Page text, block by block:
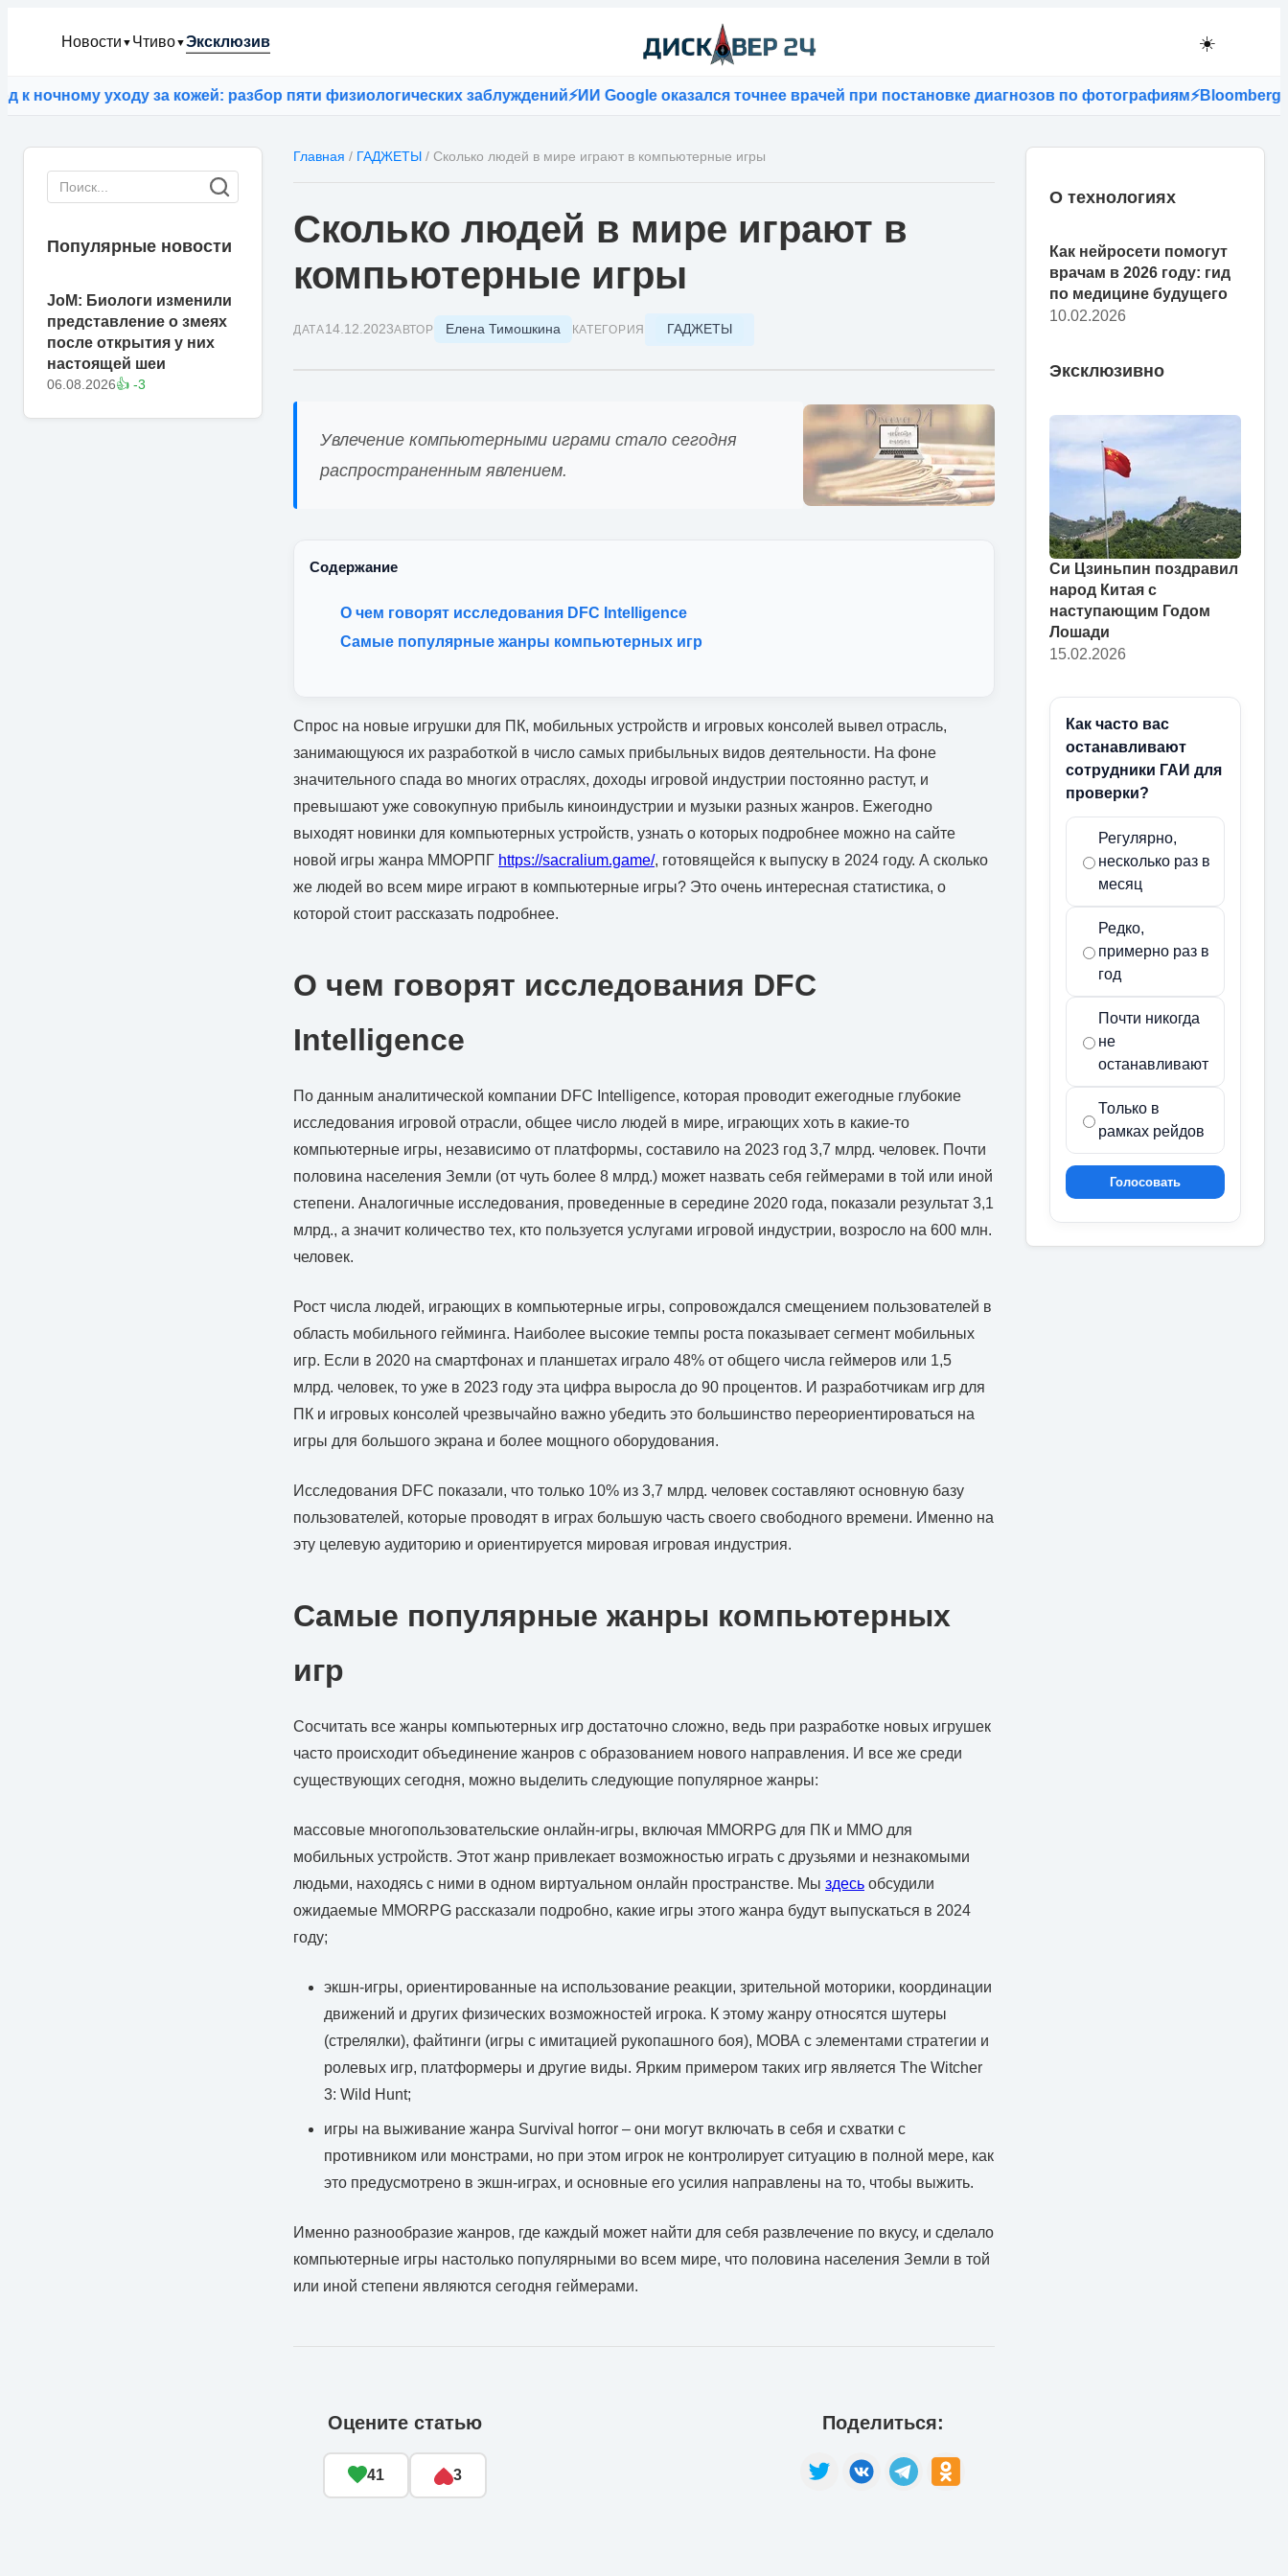
Новости ▼ Чтиво▼Эксклюзив ☀️
уходу за кожей: разбор пяти физиологических заблуждений⚡ИИ Google оказался точнее врачей при постановке диагнозов по фотографиям⚡Bloomberg: если в
Популярные новости
JoM: Биологи изменили
представление о змеях
после открытия у них
настоящей шеи
06.08.2026👍 -3
Главная / ГАДЖЕТЫ / Сколько людей в мире играют в компьютерные игры
Сколько людей в мире играют в
компьютерные игры
ДАТА14.12.2023АВТОР Елена Тимошкина КАТЕГОРИЯ ГАДЖЕТЫ
Увлечение компьютерными играми стало сегодня
распространенным явлением.
Содержание
О чем говорят исследования DFC Intelligence
Самые популярные жанры компьютерных игр
Спрос на новые игрушки для ПК, мобильных устройств и игровых консолей вывел отрасль,
занимающуюся их разработкой в число самых прибыльных видов деятельности. На фоне
значительного спада во многих отраслях, доходы игровой индустрии постоянно растут, и
превышают уже совокупную прибыль киноиндустрии и музыки разных жанров. Ежегодно
выходят новинки для компьютерных устройств, узнать о которых подробнее можно на сайте
новой игры жанра ММОРПГ https://sacralium.game/, готовящейся к выпуску в 2024 году. А сколько
же людей во всем мире играют в компьютерные игры? Это очень интересная статистика, о
которой стоит рассказать подробнее.
О чем говорят исследования DFC
Intelligence
По данным аналитической компании DFC Intelligence, которая проводит ежегодные глубокие
исследования игровой отрасли, общее число людей в мире, играющих хоть в какие-то
компьютерные игры, независимо от платформы, составило на 2023 год 3,7 млрд. человек. Почти
половина населения Земли (от чуть более 8 млрд.) может назвать себя геймерами в той или иной
степени. Аналогичные исследования, проведенные в середине 2020 года, показали результат 3,1
млрд., а значит количество тех, кто пользуется услугами игровой индустрии, возросло на 600 млн.
человек.
Рост числа людей, играющих в компьютерные игры, сопровождался смещением пользователей в
область мобильного гейминга. Наиболее высокие темпы роста показывает сегмент мобильных
игр. Если в 2020 на смартфонах и планшетах играло 48% от общего числа геймеров или 1,5
млрд. человек, то уже в 2023 году эта цифра выросла до 90 процентов. И разработчикам игр для
ПК и игровых консолей чрезвычайно важно убедить это большинство переориентироваться на
игры для большого экрана и более мощного оборудования.
Исследования DFC показали, что только 10% из 3,7 млрд. человек составляют основную базу
пользователей, которые проводят в играх большую часть своего свободного времени. Именно на
эту целевую аудиторию и ориентируется мировая игровая индустрия.
Самые популярные жанры компьютерных
игр
Сосчитать все жанры компьютерных игр достаточно сложно, ведь при разработке новых игрушек
часто происходит объединение жанров с образованием нового направления. И все же среди
существующих сегодня, можно выделить следующие популярное жанры:
массовые многопользовательские онлайн-игры, включая MMORPG для ПК и MMO для
мобильных устройств. Этот жанр привлекает возможностью играть с друзьями и незнакомыми
людьми, находясь с ними в одном виртуальном онлайн пространстве. Мы здесь обсудили
ожидаемые MMORPG рассказали подробно, какие игры этого жанра будут выпускаться в 2024
году;
экшн-игры, ориентированные на использование реакции, зрительной моторики, координации
движений и других физических возможностей игрока. К этому жанру относятся шутеры
(стрелялки), файтинги (игры с имитацией рукопашного боя), МОВА с элементами стратегии и
ролевых игр, платформеры и другие виды. Ярким примером таких игр является The Witcher
3: Wild Hunt;
игры на выживание жанра Survival horror – они могут включать в себя и схватки с
противником или монстрами, но при этом игрок не контролирует ситуацию в полной мере, как
это предусмотрено в экшн-играх, и основные его усилия направлены на то, чтобы выжить.
Именно разнообразие жанров, где каждый может найти для себя развлечение по вкусу, и сделало
компьютерные игры настолько популярными во всем мире, что половина населения Земли в той
или иной степени являются сегодня геймерами.
Оцените статью
41 3
Поделиться:
О технологиях
Как нейросети помогут
врачам в 2026 году: гид
по медицине будущего
10.02.2026
Эксклюзивно
Си Цзиньпин поздравил
народ Китая с
наступающим Годом
Лошади
15.02.2026
Как часто вас
останавливают
сотрудники ГАИ для
проверки?
Регулярно,
несколько раз в
месяц
Редко,
примерно раз в
год
Почти никогда
не
останавливают
Только в
рамках рейдов
Голосовать